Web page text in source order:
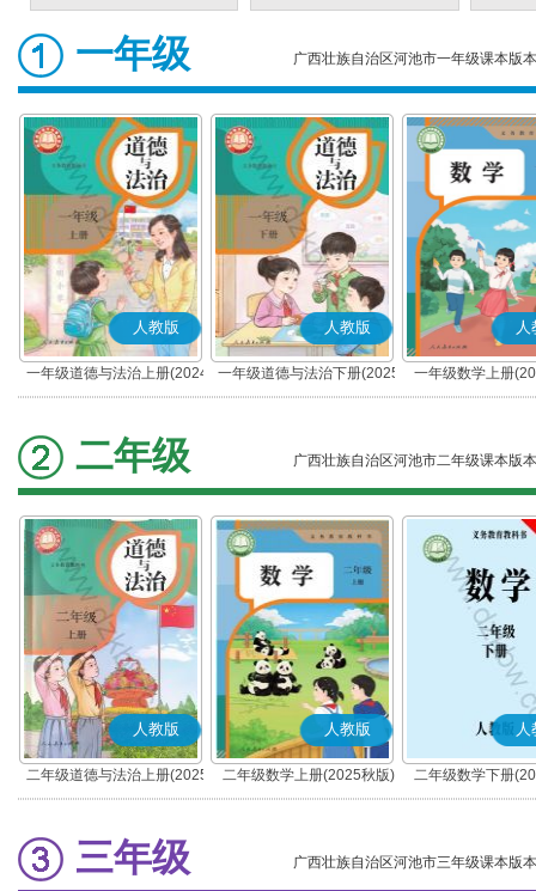
一年级 广西壮族自治区河池市一年级课本版本
人教版
一年级道德与法治上册(2024
秋版)(部编版)
人教版
一年级道德与法治下册(2025
春版)(部编版)
人
一年级数学上册
二年级 广西壮族自治区河池市二年级课本版本
人教版
二年级道德与法治上册(2025
秋版)(部编版)
人教版
二年级数学上册(2025秋版)
人
二年级数学下册
三年级 广西壮族自治区河池市三年级课本版本